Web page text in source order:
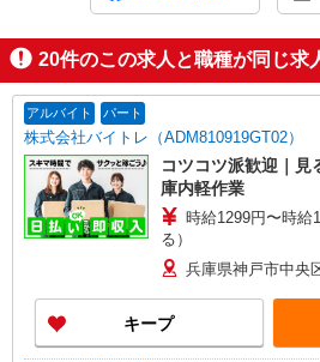
20件のこの求人と職種が同じ求
アルバイト パート
株式会社バイトレ（ADM810919GT02）
コツコツ派歓迎｜見
庫内軽作業
時給1299円〜時給
る）
兵庫県神戸市中央
キープ